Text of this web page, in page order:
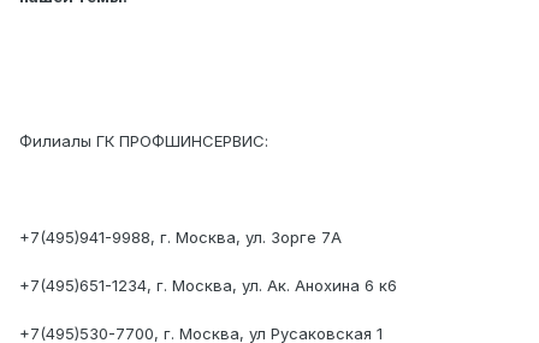
Филиалы ГК ПРОФШИНСЕРВИС:
+7(495)941-9988, г. Москва, ул. Зорге 7А
+7(495)651-1234, г. Москва, ул. Ак. Анохина 6 к6
+7(495)530-7700, г. Москва, ул Русаковская 1